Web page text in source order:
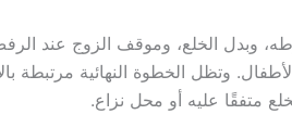
وبدل الخلع، وموقف الزوج عند
وتظل الخطوة النهائية مرتبطة
متفقًا عليه أو محل نزاع.